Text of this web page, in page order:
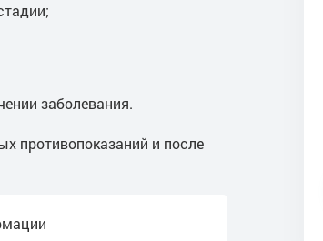
заболевания.
противопоказаний и после